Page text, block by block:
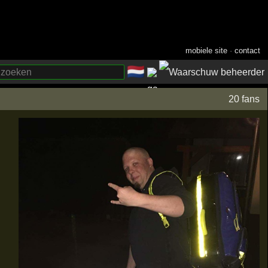
mobiele site ·contact
🇳🇱
20 fans